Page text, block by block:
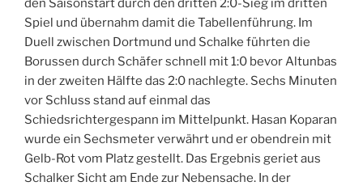
den Saisonstart durch den dritten 2:0-Sieg im dritten
Spiel und übernahm damit die Tabellenführung. Im
Duell zwischen Dortmund und Schalke führten die
Borussen durch Schäfer schnell mit 1:0 bevor Altunbas
in der zweiten Hälfte das 2:0 nachlegte. Sechs Minuten
vor Schluss stand auf einmal das
Schiedsrichtergespann im Mittelpunkt. Hasan Koparan
wurde ein Sechsmeter verwährt und er obendrein mit
Gelb-Rot vom Platz gestellt. Das Ergebnis geriet aus
Schalker Sicht am Ende zur Nebensache. In der